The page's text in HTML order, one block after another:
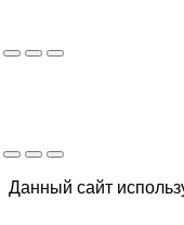
Данный сайт